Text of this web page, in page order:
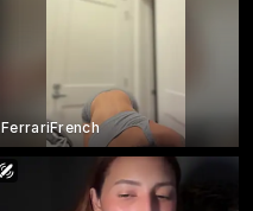
FerrariFrench